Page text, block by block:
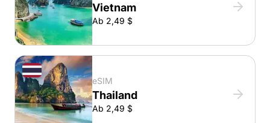
Vietnam
Ab 2,49 $
eSIM
Thailand
Ab 2,49 $